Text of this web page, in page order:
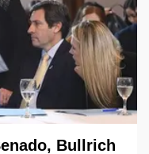
Bullrich